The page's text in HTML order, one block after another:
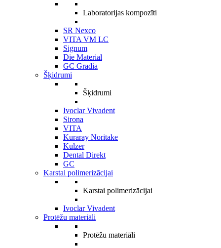
Laboratorijas kompozīti
SR Nexco
VITA VM LC
Signum
Die Material
GC Gradia
Šķidrumi
Šķidrumi
Ivoclar Vivadent
Sirona
VITA
Kuraray Noritake
Kulzer
Dental Direkt
GC
Karstai polimerizācijai
Karstai polimerizācijai
Ivoclar Vivadent
Protēžu materiāli
Protēžu materiāli